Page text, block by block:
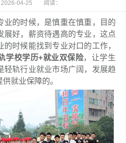
04-25 阅读：
的时候，是慎重在慎重，目的
展好，薪资待遇高的专业，这点
时候能找到专业对口的工作，
学校学历+就业双保险，让学生
轻轨行业就业市场广阔，发展趋
就业保障的。